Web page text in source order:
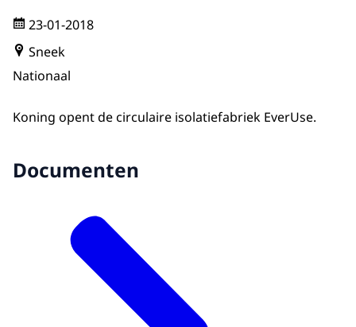
23-01-2018
Sneek
Nationaal
Koning opent de circulaire isolatiefabriek EverUse.
Documenten